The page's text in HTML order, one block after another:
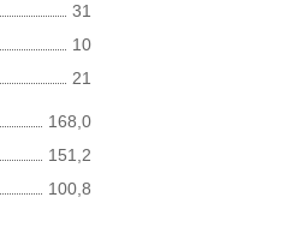
31
10
21
168,0
151,2
100,8